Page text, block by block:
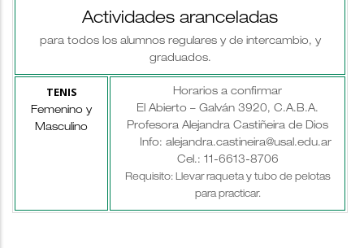
Actividades aranceladas
para todos los alumnos regulares y de intercambio, y
graduados.
TENIS
Femenino y
Masculino
Horarios a confirmar
El Abierto – Galván 3920, C.A.B.A.
Profesora Alejandra Castiñeira de Dios
Info: alejandra.castineira@usal.edu.ar
Cel.: 11-6613-8706
Requisito: Llevar raqueta y tubo de pelotas
para practicar.